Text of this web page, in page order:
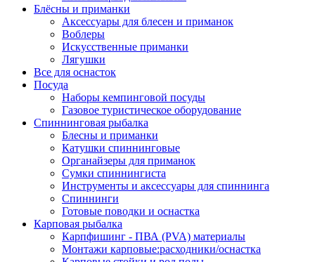
Блёсны и приманки
Аксессуары для блесен и приманок
Воблеры
Искусственные приманки
Лягушки
Все для оснасток
Посуда
Наборы кемпинговой посуды
Газовое туристическое оборудование
Спиннинговая рыбалка
Блесны и приманки
Катушки спиннинговые
Органайзеры для приманок
Сумки спиннингиста
Инструменты и аксессуары для спиннинга
Спиннинги
Готовые поводки и оснастка
Карповая рыбалка
Карпфишинг - ПВА (PVA) материалы
Монтажи карповые:расходники/оснастка